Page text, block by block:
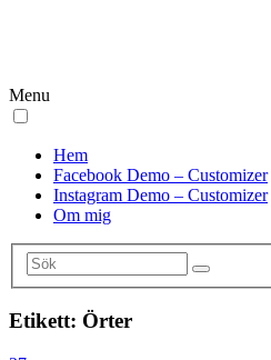
Menu
Hem
Facebook Demo – Customizer
Instagram Demo – Customizer
Om mig
Etikett: Örter